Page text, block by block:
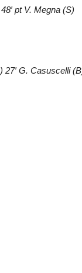
pt V. Megna (S)
G. Casuscelli